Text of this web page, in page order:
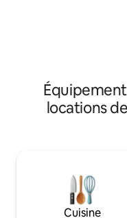
locations
Cuisine